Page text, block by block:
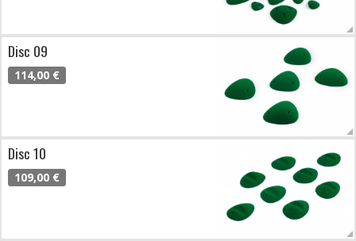
Disc 09
114,00 €
Disc 10
109,00 €